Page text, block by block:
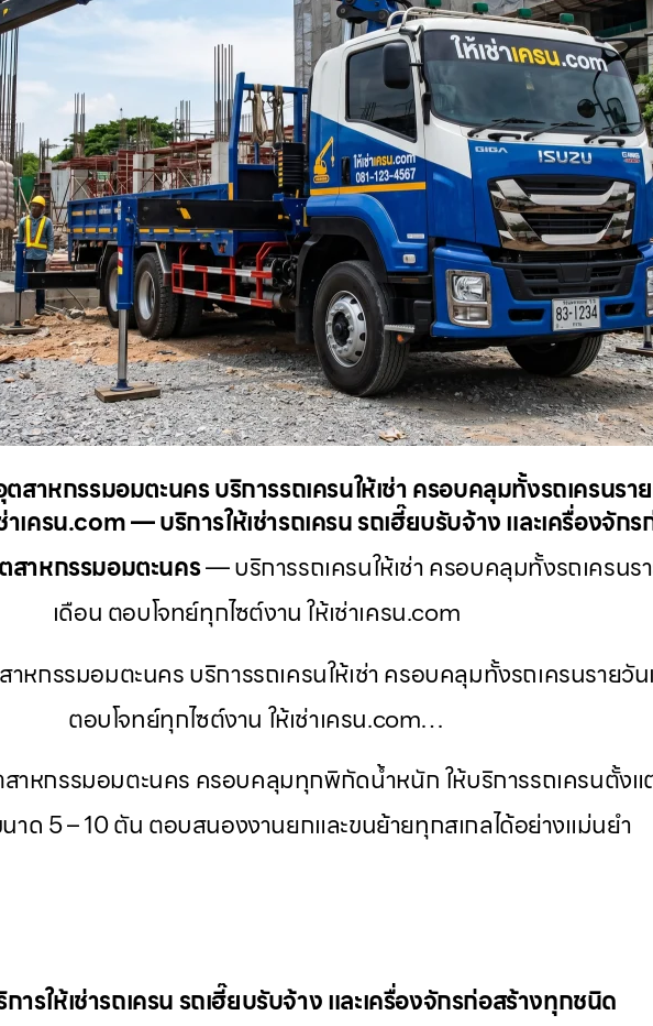
าหกรรมอมตะนคร บริการรถเครนให้เช่า ครอบคลุมทั้งรถเครนรา
เครน.com — บริการให้เช่ารถเครน รถเฮี๊ยบรับจ้าง และเครื่องจัก
สาหกรรมอมตะนคร— บริการรถเครนให้เช่า ครอบคลุมทั้งรถเครนร
เดือน ตอบโจทย์ทุกไซต์งาน ให้เช่าเครน.com
กรรมอมตะนคร บริการรถเครนให้เช่า ครอบคลุมทั้งรถเครนรายวัน
ตอบโจทย์ทุกไซต์งาน ให้เช่าเครน.com…
าหกรรมอมตะนคร ครอบคลุมทุกพิกัดน้ำหนัก ให้บริการรถเครนตั้งแ
นาด 5 – 10 ตัน ตอบสนองงานยกและขนย้ายทุกสเกลได้อย่างแม่นยำ
ารให้เช่ารถเครน รถเฮี๊ยบรับจ้าง และเครื่องจักรก่อสร้างทุกชนิด